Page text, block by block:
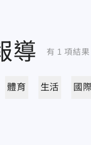
導 有 1 項結果
體育 生活 國